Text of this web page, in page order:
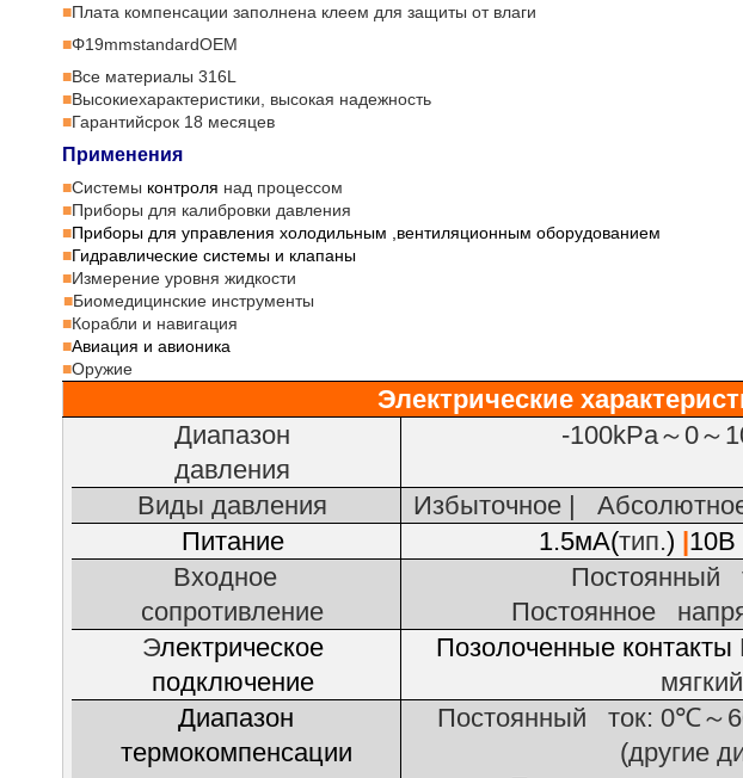
■Плата компенсации заполнена клеем для защиты от влаги
■Φ19mmstandardOEM
■Все материалы 316L
■Высокиехарактеристики , высокая надежность
■Гарантийсрок 18 месяцев
Применения
■Системы контроля над процессом
■Приборы для калибровки давления
■Приборы для управления холодильным ,вентиляционным оборудованием
■Гидравлические системы и клапаны
■Измерение уровня жидкости
■Биомедицинские инструменты
■Корабли и навигация
■Авиация и авионика
■Оружие
Электрические
Диапазон
давления
-100kPa～0～
Виды давления Избыточное |
Питание
1.5мA(тип.) |10В
Входное
сопротивление
Постоянный
Постоянное
Электрическое
подключение
Позолоченные контакты
Диапазон
термокомпенсации
Постоянный ток: 0℃～
(другие